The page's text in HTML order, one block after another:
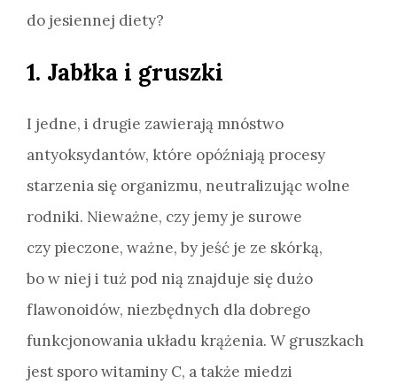
do jesiennej diety?
1. Jabłka i gruszki
I jedne, i drugie zawierają mnóstwo
antyoksydantów, które opóźniają procesy
starzenia się organizmu, neutralizując wolne
rodniki. Nieważne, czy jemy je surowe
czy pieczone, ważne, by jeść je ze skórką,
bo w niej i tuż pod nią znajduje się dużo
flawonoidów, niezbędnych dla dobrego
funkcjonowania układu krążenia. W gruszkach
jest sporo witaminy C, a także miedzi